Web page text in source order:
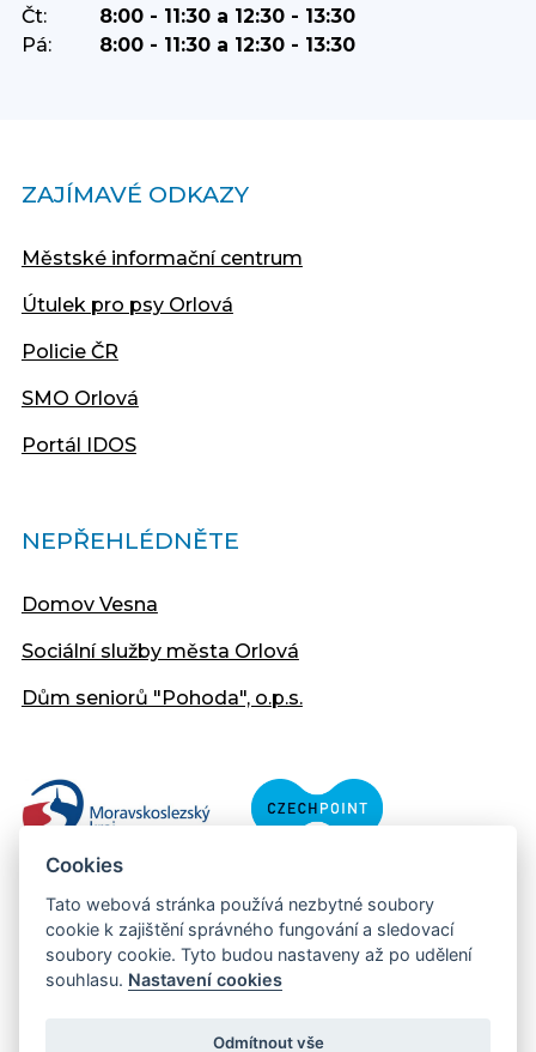
Čt:
8:00 - 11:30 a 12:30 - 13:30
Pá:
8:00 - 11:30 a 12:30 - 13:30
ZAJÍMAVÉ ODKAZY
Městské informační centrum
Útulek pro psy Orlová
Policie ČR
SMO Orlová
Portál IDOS
NEPŘEHLÉDNĚTE
Domov Vesna
Sociální služby města Orlová
Dům seniorů "Pohoda", o.p.s.
Copyright © 2013 - 2026 Městský úřad Orlová
Cookies
Tato webová stránka používá nezbytné soubory
cookie k zajištění správného fungování a sledovací
soubory cookie. Tyto budou nastaveny až po udělení
souhlasu. Nastavení cookies
Odmítnout vše